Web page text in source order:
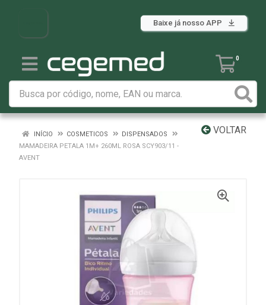
Baixe já nosso APP
0
VOLTAR
INÍCIO COSMETICOS
DISPENSADOS
MAMADEIRA PETALA 1M+ 260ML ROSA SCY903/11 -
AVENT